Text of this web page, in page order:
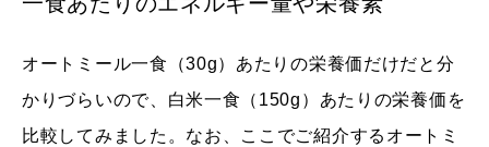
オートミール一食（30g）あたりの栄養価だけだと分
かりづらいので、白米一食（150g）あたりの栄養価を
比較してみました。なお、ここでご紹介するオートミ